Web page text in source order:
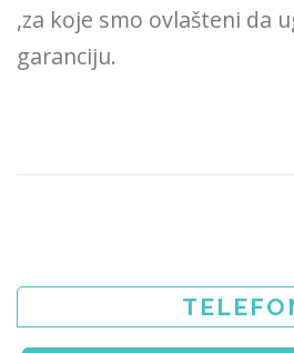
,za koje smo ovlašteni da
garanciju.